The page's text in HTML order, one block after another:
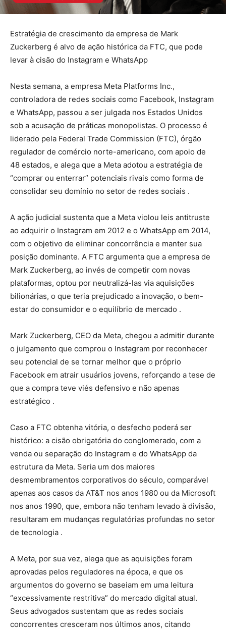
Estratégia de crescimento da empresa de Mark
Zuckerberg é alvo de ação histórica da FTC, que pode
levar à cisão do Instagram e WhatsApp
Nesta semana, a empresa Meta Platforms Inc.,
controladora de redes sociais como Facebook, Instagram
e WhatsApp, passou a ser julgada nos Estados Unidos
sob a acusação de práticas monopolistas. O processo é
liderado pela Federal Trade Commission (FTC), órgão
regulador de comércio norte-americano, com apoio de
48 estados, e alega que a Meta adotou a estratégia de
“comprar ou enterrar” potenciais rivais como forma de
consolidar seu domínio no setor de redes sociais .
A ação judicial sustenta que a Meta violou leis antitruste
ao adquirir o Instagram em 2012 e o WhatsApp em 2014,
com o objetivo de eliminar concorrência e manter sua
posição dominante. A FTC argumenta que a empresa de
Mark Zuckerberg, ao invés de competir com novas
plataformas, optou por neutralizá-las via aquisições
bilionárias, o que teria prejudicado a inovação, o bem-
estar do consumidor e o equilíbrio de mercado .
Mark Zuckerberg, CEO da Meta, chegou a admitir durante
o julgamento que comprou o Instagram por reconhecer
seu potencial de se tornar melhor que o próprio
Facebook em atrair usuários jovens, reforçando a tese de
que a compra teve viés defensivo e não apenas
estratégico .
Caso a FTC obtenha vitória, o desfecho poderá ser
histórico: a cisão obrigatória do conglomerado, com a
venda ou separação do Instagram e do WhatsApp da
estrutura da Meta. Seria um dos maiores
desmembramentos corporativos do século, comparável
apenas aos casos da AT&T nos anos 1980 ou da Microsoft
nos anos 1990, que, embora não tenham levado à divisão,
resultaram em mudanças regulatórias profundas no setor
de tecnologia .
A Meta, por sua vez, alega que as aquisições foram
aprovadas pelos reguladores na época, e que os
argumentos do governo se baseiam em uma leitura
“excessivamente restritiva” do mercado digital atual.
Seus advogados sustentam que as redes sociais
concorrentes cresceram nos últimos anos, citando